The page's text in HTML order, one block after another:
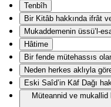
Tenbîh
Bir Kitâb hakkında ifrât
Mukaddemenin üssü’l-
Hâtime
Bir fende mütehassıs
Neden herkes aklıyla
Eski Saîd’in Kāf Dağı
Müteannid ve